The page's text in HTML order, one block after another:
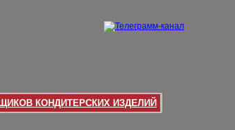
КОНДИТЕРСКИХ ИЗДЕЛИЙ